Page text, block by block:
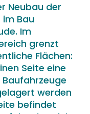
Neubau der
Bau
Im
grenzt
Flächen:
Seite eine
werden
befindet